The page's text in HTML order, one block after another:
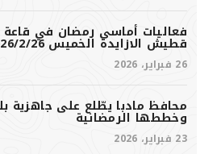
فعاليات أماسي رمضان في قاعة
قطيش الازايدة الخميس 2026/2/26
26 فبراير، 2026
محافظ مادبا يطّلع على جاهزية
وخططها الرمضانية
23 فبراير، 2026